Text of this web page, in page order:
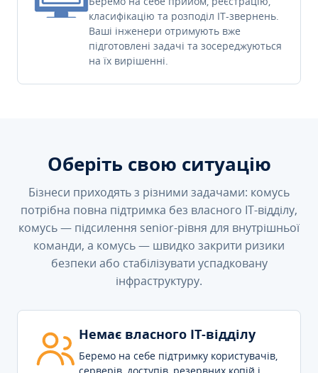
класифікацію та розподіл IT-звернень.
Ваші інженери отримують вже
підготовлені задачі та зосереджуються
на їх вирішенні.
Оберіть свою ситуацію
Бізнеси приходять з різними задачами: комусь
потрібна повна підтримка без власного IT-відділу,
комусь — підсилення senior-рівня для внутрішньої
команди, а комусь — швидко закрити ризики
безпеки або стабілізувати успадковану
інфраструктуру.
Немає власного IT-відділу
Беремо на себе підтримку користувачів,